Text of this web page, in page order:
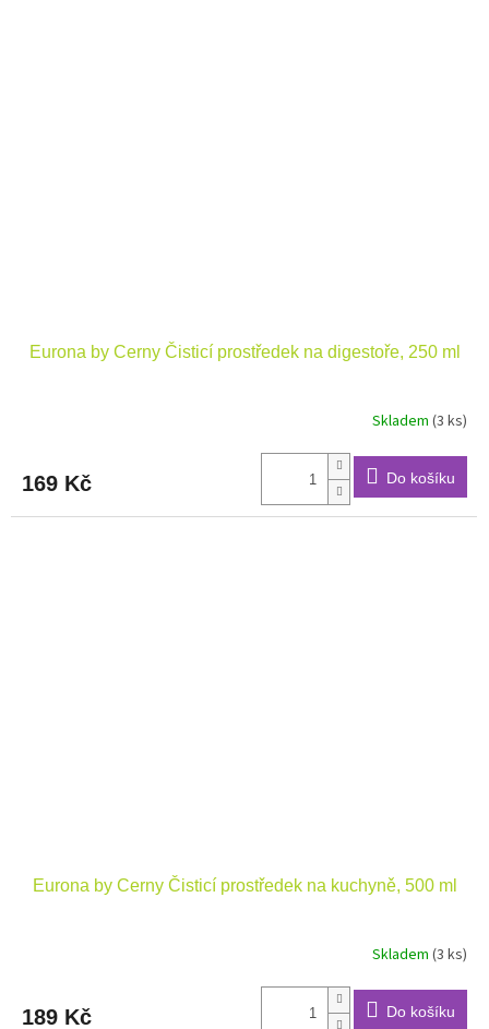
Eurona by Cerny Čisticí prostředek na digestoře, 250 ml
Skladem (3 ks)
169 Kč Do košíku
Eurona by Cerny Čisticí prostředek na kuchyně, 500 ml
Skladem (3 ks)
189 Kč Do košíku